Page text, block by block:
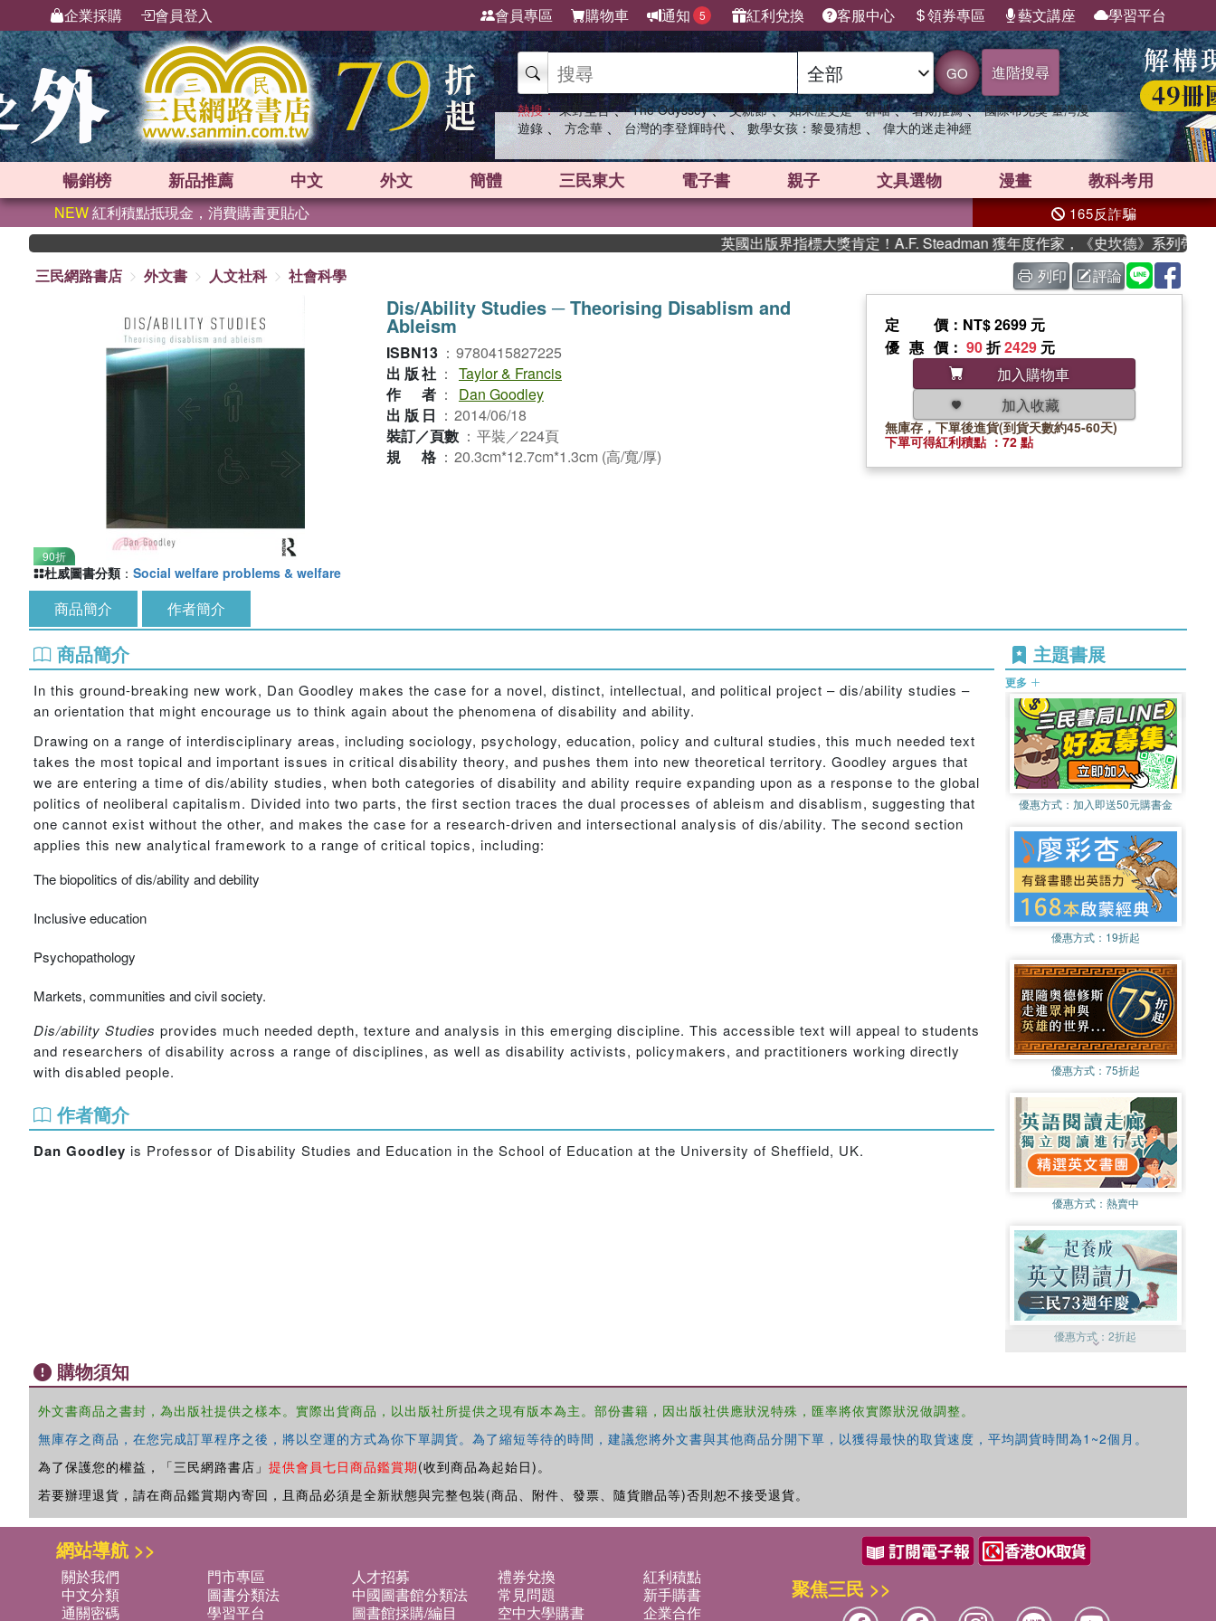
企業採購 會員登入 會員專區 購物車 通知 5 紅利兌換 客服中心 領券專區 藝文講座 學習平台
GO 進階搜尋
熱搜： 東野圭吾 、 The Odyssey 、 父親節 、 如果歷史是一群喵 、 暑期推薦 、 國際布克獎 臺灣漫
遊錄 、 方念華 、 台灣的李登輝時代 、 數學女孩：黎曼猜想 、 偉大的迷走神經
暢銷榜 新品推薦 中文 外文 簡體 三民東大 電子書 親子 文具選物 漫畫 教科考用
NEW紅利積點抵現金，消費購書更貼心 165反詐騙
英國出版界指標大獎肯定！A.F. Steadman 獲年度作家，《史坎德》系列帶你踏上
三民網路書店
外文書 人文社科 社會科學 列印 評論
90折
Dis/Ability Studies ─ Theorising Disablism and
Ableism
ISBN13 ： 9780415827225
出版社 ： Taylor & Francis
作者 ：
Dan Goodley
出版日 ： 2014/06/18
裝訂／頁數 ： 平裝／224頁
規格 ： 20.3cm*12.7cm*1.3cm (高/寬/厚)
定價 ：NT$ 2699 元
優惠價 ： 90折2429 元
加入購物車
加入收藏
無庫存，下單後進貨(到貨天數約45-60天)
下單可得紅利積點 ：72 點
杜威圖書分類 ： Social welfare problems & welfare
商品簡介 作者簡介
商品簡介
In this ground-breaking new work, Dan Goodley makes the case for a novel, distinct, intellectual, and political project – dis/ability studies –
an orientation that might encourage us to think again about the phenomena of disability and ability.
Drawing on a range of interdisciplinary areas, including sociology, psychology, education, policy and cultural studies, this much needed text
takes the most topical and important issues in critical disability theory, and pushes them into new theoretical territory. Goodley argues that
we are entering a time of dis/ability studies, when both categories of disability and ability require expanding upon as a response to the global
politics of neoliberal capitalism. Divided into two parts, the first section traces the dual processes of ableism and disablism, suggesting that
one cannot exist without the other, and makes the case for a research-driven and intersectional analysis of dis/ability. The second section
applies this new analytical framework to a range of critical topics, including:
The biopolitics of dis/ability and debility
Inclusive education
Psychopathology
Markets, communities and civil society.
Dis/ability Studies provides much needed depth, texture and analysis in this emerging discipline. This accessible text will appeal to students
and researchers of disability across a range of disciplines, as well as disability activists, policymakers, and practitioners working directly
with disabled people.
作者簡介
Dan Goodley is Professor of Disability Studies and Education in the School of Education at the University of Sheffield, UK.
主題書展
更多
優惠方式： 加入即送50元購書金
優惠方式： 19折起
優惠方式： 75折起
優惠方式： 熱賣中
優惠方式：2折起
購物須知
外文書商品之書封，為出版社提供之樣本。實際出貨商品，以出版社所提供之現有版本為主。部份書籍，因出版社供應狀況特殊，匯率將依實際狀況做調整。
無庫存之商品，在您完成訂單程序之後，將以空運的方式為你下單調貨。為了縮短等待的時間，建議您將外文書與其他商品分開下單，以獲得最快的取貨速度，平均調貨時間為1~2個月。
為了保護您的權益，「三民網路書店」 提供會員七日商品鑑賞期(收到商品為起始日)。
若要辦理退貨，請在商品鑑賞期內寄回，且商品必須是全新狀態與完整包裝(商品、附件、發票、隨貨贈品等)否則恕不接受退貨。
網站導航 >>
關於我們 門市專區 人才招募 禮券兌換
紅利積點
中文分類
圖書分類法 中國圖書館分類法 常見問題
新手購書
通關密碼
學習平台 圖書館採購/編目 空中大學購書
企業合作
聚焦三民 >>